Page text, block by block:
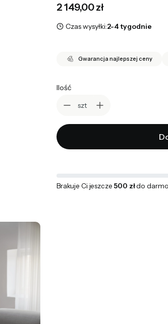
Cena
2 149,00 zł
Czas wysyłki:2-4 tygodnie
Gwarancja najlepszej ceny
Ilość
szt
Brakuje Ci jeszcze 500 złdo